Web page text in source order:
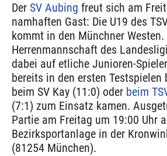
Der SV Aubing freut sich am
namhaften Gast: Die U19 des
kommt in den Münchner Westen.
Herrenmannschaft des
dabei auf etliche Junioren-
bereits in den ersten Testspielen
beim SV Kay (11:0) oder beim
(7:1) zum Einsatz kamen.
Partie am Freitag um 19:00 Uhr
Bezirksportanlage in der
(81254 München).